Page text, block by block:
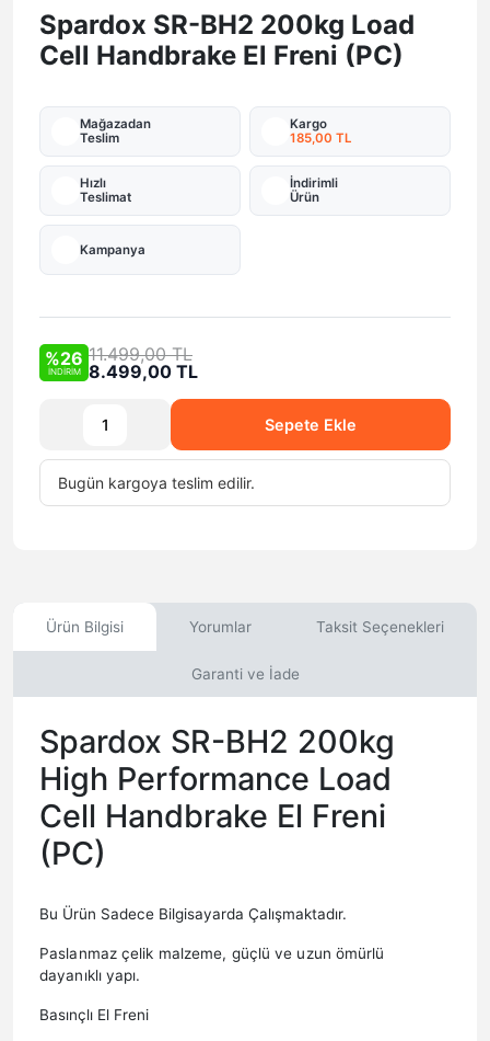
Spardox SR-BH2 200kg Load
Cell Handbrake El Freni (PC)
Mağazadan
Teslim
Kargo
185,00 TL
Hızlı
Teslimat
İndirimli
Ürün
Kampanya
%26
İNDİRİM
11.499,00 TL
8.499,00 TL
Sepete Ekle
Bugün kargoya teslim edilir.
Ürün Bilgisi Yorumlar Taksit Seçenekleri
Garanti ve İade
Spardox SR-BH2 200kg
High Performance Load
Cell Handbrake El Freni
(PC)
Bu Ürün Sadece Bilgisayarda Çalışmaktadır.
Paslanmaz çelik malzeme, güçlü ve uzun ömürlü
dayanıklı yapı.
Basınçlı El Freni